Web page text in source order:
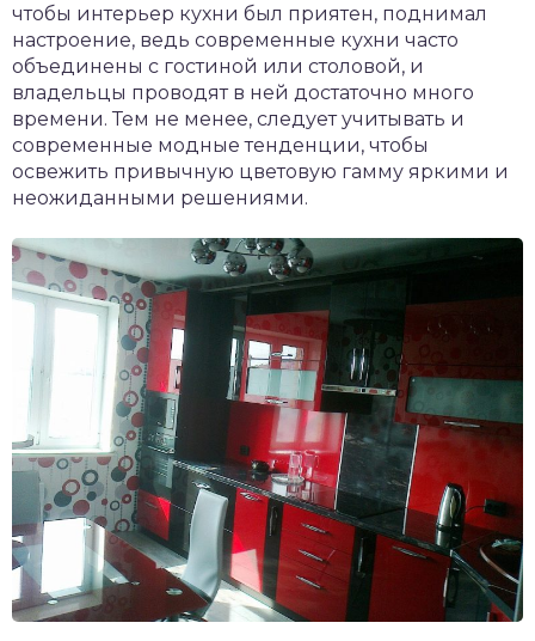
чтобы интерьер кухни был приятен, поднимал
настроение, ведь современные кухни часто
объединены с гостиной или столовой, и
владельцы проводят в ней достаточно много
времени. Тем не менее, следует учитывать и
современные модные тенденции, чтобы
освежить привычную цветовую гамму яркими и
неожиданными решениями.